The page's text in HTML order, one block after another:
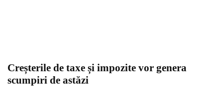
Creșterile de taxe și impozite vor genera
scumpiri de astăzi